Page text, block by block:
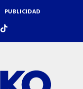
PUBLICIDAD